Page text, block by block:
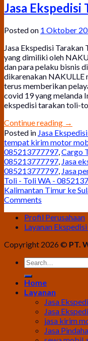
Jasa Ekspedisi
Posted on 1 Oktober
Jasa Ekspedisi
yang dimiliki oleh
dan para pelaku bisnis
dikarenakan NAKULLE
terus memberikan
covid 19 yang melanda
ekspedisi tarakan toli-
Continue reading →
Posted in Jasa
tempat kirim motor
085213777797,Cargo
085213777797, Jasa
085213777797, Jasa
Toli - Toli WA -
Kalimantan Timur ke
Comments
Profil Perusahaan
Layanan
Copyright 2026 © PT.
Home
Layanan
Jasa
Jasa
jasa kirim
Jasa